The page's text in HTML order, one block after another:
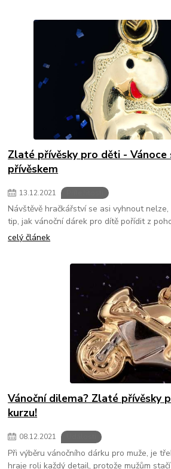
Zlaté přívěsky pro děti - Vánoce
přívěskem
13.12.2021
Návštěvě hračkářství se asi vyhnout
tip, jak vánoční dárek pro dítě pořídit z
celý článek
Vánoční dilema? Zlaté přívěsky
kurzu!
08.12.2021
Při výběru vánočního dárku pro muže, je
hraje roli každý detail, protože mužům